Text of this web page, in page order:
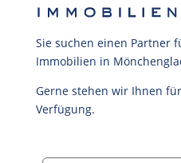
Sie suchen einen Partner
Immobilien in
Gerne stehen wir Ihnen
Verfügung.